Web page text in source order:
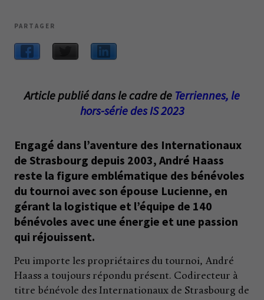
PARTAGER
Article publié dans le cadre de Terriennes, le
hors-série des IS 2023
Engagé dans l’aventure des Internationaux
de Strasbourg depuis 2003, André Haass
reste la figure emblématique des bénévoles
du tournoi avec son épouse Lucienne, en
gérant la logistique et l’équipe de 140
bénévoles avec une énergie et une passion
qui réjouissent.
Peu importe les propriétaires du tournoi, André
Haass a toujours répondu présent. Codirecteur à
titre bénévole des Internationaux de Strasbourg de